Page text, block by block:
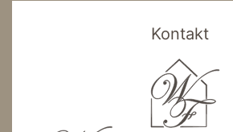
Kontakt